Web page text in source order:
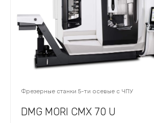
Фрезерные станки 5-ти осевые с ЧПУ
DMG MORI CMX 70 U